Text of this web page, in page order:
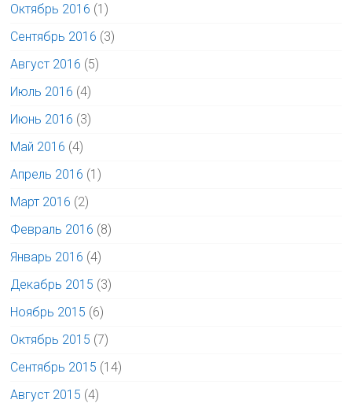
Октябрь 2016 (1)
Сентябрь 2016 (3)
Август 2016 (5)
Июль 2016 (4)
Июнь 2016 (3)
Май 2016 (4)
Апрель 2016 (1)
Март 2016 (2)
Февраль 2016 (8)
Январь 2016 (4)
Декабрь 2015 (3)
Ноябрь 2015 (6)
Октябрь 2015 (7)
Сентябрь 2015 (14)
Август 2015 (4)